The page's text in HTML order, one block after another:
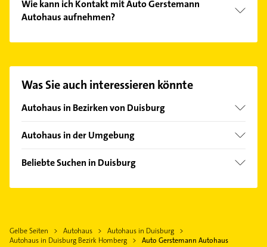
Neuwagen, Tageszulassungen und Jahreswagen.
Wie kann ich Kontakt mit Auto Gerstemann
Autohaus aufnehmen?
finden Sie alleKontaktdaten.
Was Sie auch interessieren könnte
Autohaus in Bezirken von Duisburg
Bezirk Duisburg-Mitte
Bezirk Hamborn
Autohaus in der Umgebung
Moers
Neukirchen-Vluyn
Oberhausen Rheinland
Beliebte Suchen in Duisburg
Elektroinstallation
Gelbe Seiten Autohaus
Autohaus in Duisburg
Autohaus in Duisburg Bezirk Homberg
Auto Gerstemann Autohaus